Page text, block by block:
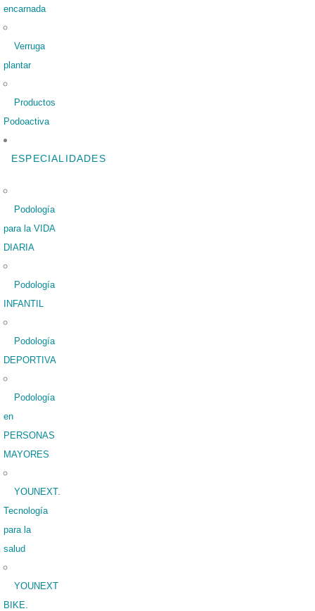
encarnada
Verruga
plantar
Productos
Podoactiva
ESPECIALIDADES
Podología
para la VIDA
DIARIA
Podología
INFANTIL
Podología
DEPORTIVA
Podología
en
PERSONAS
MAYORES
YOUNEXT.
Tecnología
para la
salud
YOUNEXT
BIKE.